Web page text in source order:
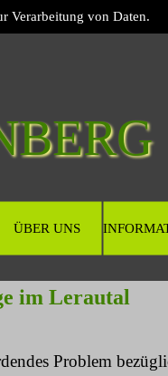
Verarbeitung von Daten.
ÜBER UNS
im Lerautal
Problem